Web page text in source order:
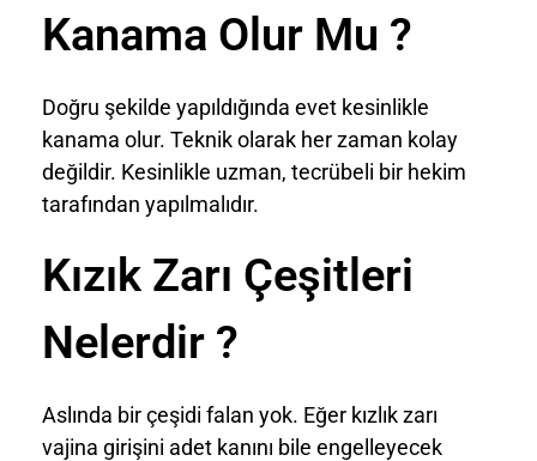
Kanama Olur Mu ?
Doğru şekilde yapıldığında evet kesinlikle
kanama olur. Teknik olarak her zaman kolay
değildir. Kesinlikle uzman, tecrübeli bir hekim
tarafından yapılmalıdır.
Kızık Zarı Çeşitleri
Nelerdir ?
Aslında bir çeşidi falan yok. Eğer kızlık zarı
vajina girişini adet kanını bile engelleyecek